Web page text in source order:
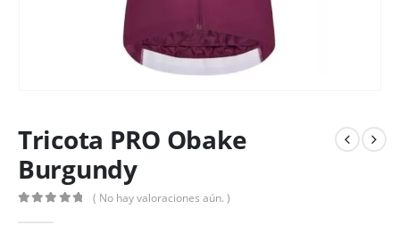
Tricota PRO Obake
Burgundy
( No hay valoraciones aún. )